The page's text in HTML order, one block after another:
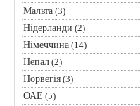
Мальта(3)
Нідерланди (2)
Німеччина(14)
Непал(2)
Норвегія(3)
ОАЕ (5)